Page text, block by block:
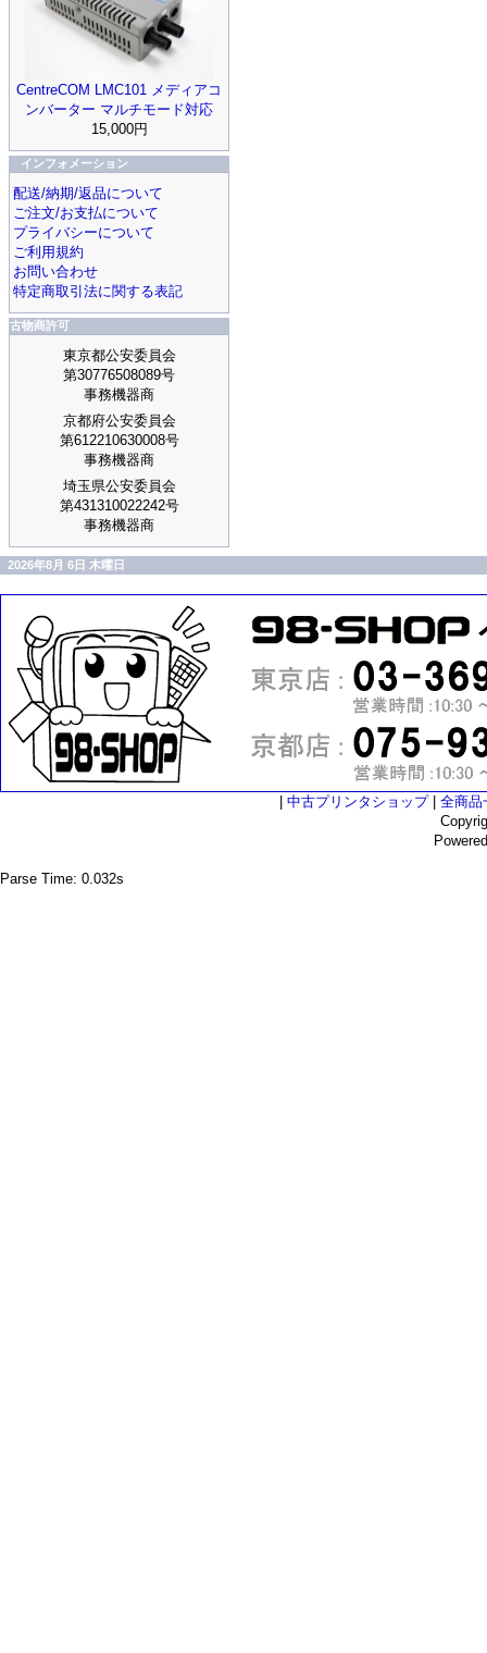
CentreCOM LMC101 メディアコ
ンバーター マルチモード対応
15,000円
インフォメーション
配送/納期/返品について
ご注文/お支払について
プライバシーについて
ご利用規約
お問い合わせ
特定商取引法に関する表記
古物商許可
東京都公安委員会
第30776508089号
事務機器商
京都府公安委員会
第612210630008号
事務機器商
埼玉県公安委員会
第431310022242号
事務機器商
2026年8月 6日 木曜日
中古プリンタショップ| 全商品
Parse Time: 0.032s